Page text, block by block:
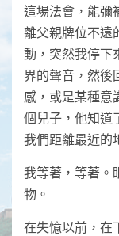
這場法會，能彌
離父親牌位不遠
動，突然我停下
界的聲音，然後
感，或是某種意
個兒子，他知道
我們距離最近的
我等著，等著。
物。
在失憶以前，在